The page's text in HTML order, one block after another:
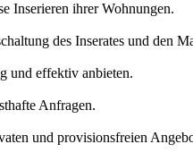
Inserieren ihrer Wohnungen.
des Inserates und den
und effektiv anbieten.
Anfragen.
und provisionsfreien